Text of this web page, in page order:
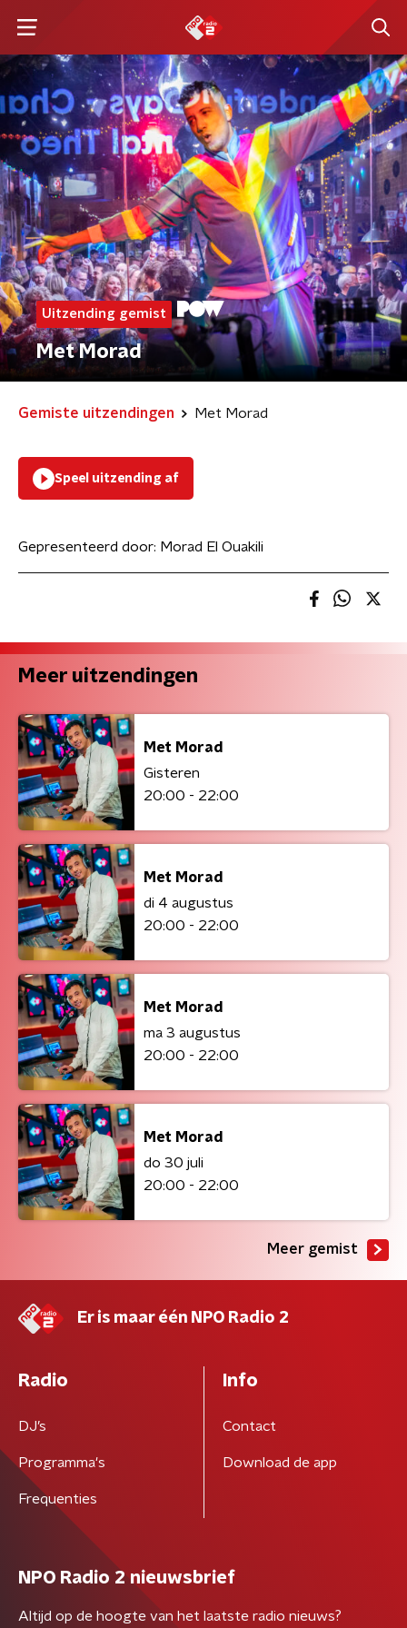
Uitzending gemist
Met Morad
Gemiste uitzendingen Met Morad
Speel uitzending af
Gepresenteerd door: Morad El Ouakili
Meer uitzendingen
Met Morad
Gisteren
20:00 - 22:00
Met Morad
di 4 augustus
20:00 - 22:00
Met Morad
ma 3 augustus
20:00 - 22:00
Met Morad
do 30 juli
20:00 - 22:00
Meer gemist
Er is maar één NPO Radio 2
Radio
DJ’s
Programma's
Frequenties
Info
Contact
Download de app
NPO Radio 2 nieuwsbrief
Altijd op de hoogte van het laatste radio nieuws?